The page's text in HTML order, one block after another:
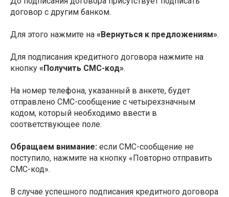
договор с другим банком.
Для этого нажмите на «Вернуться к предложениям».
Для подписания кредитного договора нажмите на
кнопку «Получить СМС-код».
На номер телефона, указанный в анкете, будет
отправлено СМС-сообщение с четырехзначным
кодом, который необходимо ввести в
соответствующее поле.
Обращаем внимание: если СМС-сообщение не
поступило, нажмите на кнопку «Повторно отправить
СМС-код».
В случае успешного подписания кредитного договора